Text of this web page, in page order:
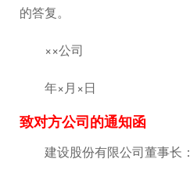
的答复。
××公司
年×月×日
致对方公司的通知函
建设股份有限公司董事长：